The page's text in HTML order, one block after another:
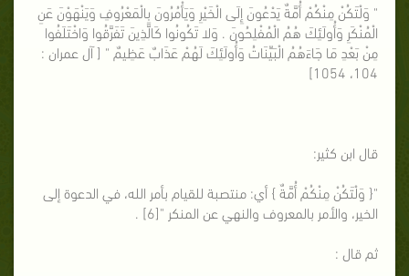
" وَلْتَكُنْ مِنْكُمْ أُمَّةٌ يَدْعُونَ إِلَى الْخَيْرِ وَيَأْمُرُونَ بِالْمَعْرُوفِ وَيَنْهَوْنَ عَنِ
الْمُنْكَرِ وَأُولَئِكَ هُمُ الْمُفْلِحُونَ . وَلا تَكُونُوا كَالَّذِينَ تَفَرَّقُوا وَاخْتَلَفُوا
مِنْ بَعْدِ مَا جَاءَهُمُ الْبَيِّنَاتُ وَأُولَئِكَ لَهُمْ عَذَابٌ عَظِيمٌ " [ آل عمران :
104، 1054]
قال ابن كثير:
"{ وَلْتَكُنْ مِنْكُمْ أُمَّةٌ } أي: منتصبة للقيام بأمر الله، في الدعوة إلى
الخير، والأمر بالمعروف والنهي عن المنكر "[6] .
ثم قال :